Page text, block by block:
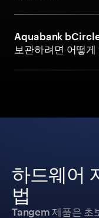
Aquabank
보관하려면 어떻게
하드웨어
법
Tangem 제품은 초